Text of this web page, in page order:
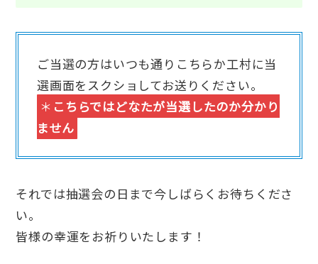
ご当選の方はいつも通りこちらか工村に当
選画面をスクショしてお送りください。
＊ こちらではどなたが当選したのか分かり
ません
それでは抽選会の日まで今しばらくお待ちくださ
い。
皆様の幸運をお祈りいたします！